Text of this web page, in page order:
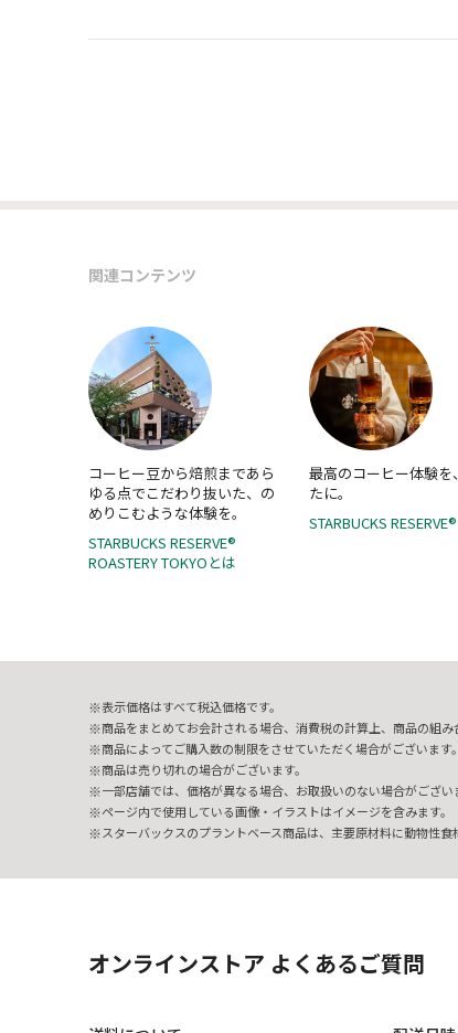
関連コンテンツ
コーヒー豆から焙煎まであら
ゆる点でこだわり抜いた、の
めりこむような体験を。
STARBUCKS RESERVE®
ROASTERY TOKYOとは
最高のコーヒー体験を
たに。
STARBUCKS RESERVE®
表示価格はすべて税込価格です。
商品をまとめてお会計される場合、消費税の計算上、商品の組
商品によってご購入数の制限をさせていただく場合がございます。
商品は売り切れの場合がございます。
一部店舗では、価格が異なる場合、お取扱いのない場合がござい
ページ内で使用している画像・イラストはイメージを含みます。
スターバックスのプラントベース商品は、主要原材料に動物性食
オンラインストア よくあるご質問